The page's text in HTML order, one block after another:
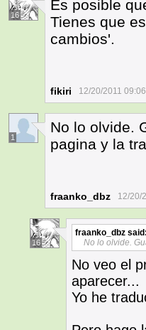
16
Es posible
Tienes que
cambios'.
fikiri 12/20/2011
1
No lo olvide.
pagina y la
fraanko_dbz 12/20/
16
fraanko_dbz said:
No lo olvide.
No veo el
aparecer...
Yo he